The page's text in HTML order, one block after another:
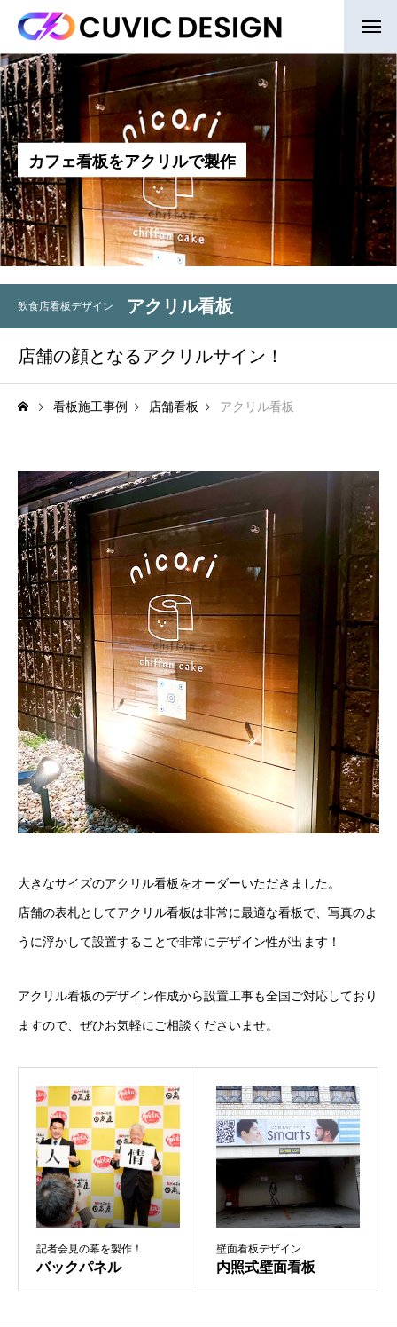
カ フ ェ看板をアク リ ルで製作
飲食店看板デザイン アクリル看板
店舗の顔となるアクリルサイン！
看板施工事例 店舗看板 アクリル看板
大きなサイズのアクリル看板をオーダーいただきました。
店舗の表札としてアクリル看板は非常に最適な看板で、写真のよ
うに浮かして設置することで非常にデザイン性が出ます！
アクリル看板のデザイン作成から設置工事も全国ご対応しており
ますので、ぜひお気軽にご相談くださいませ。
記者会見の幕を製作！
バックパネル
壁面看板デザイン
内照式壁面看板